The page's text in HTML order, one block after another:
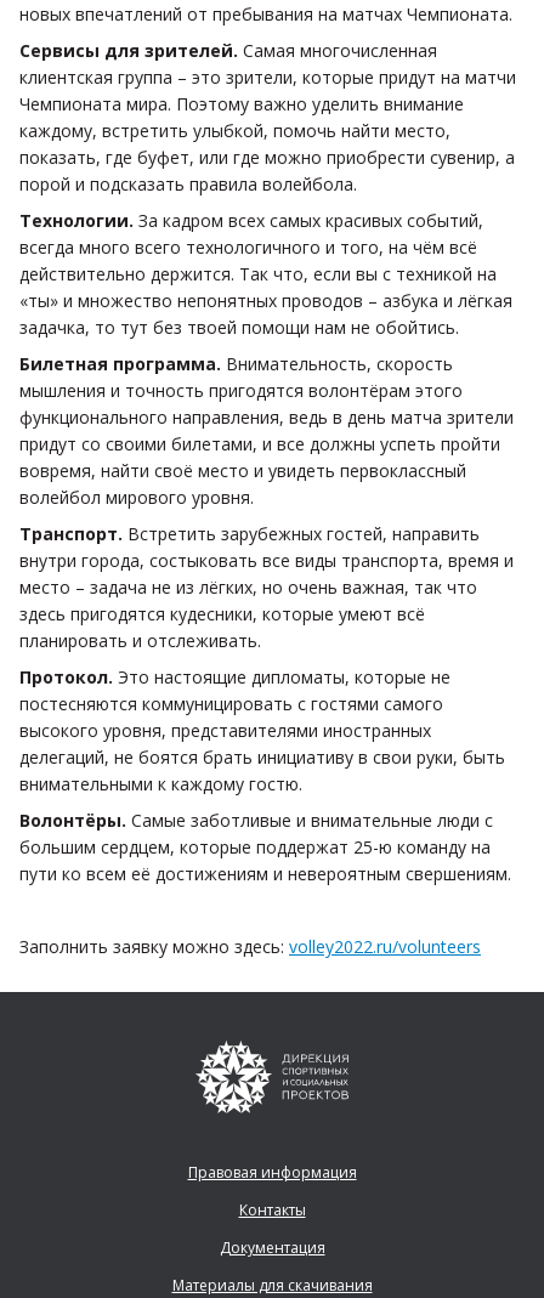
новых впечатлений от пребывания на матчах Чемпионата.
Сервисы для зрителей. Самая многочисленная
клиентская группа – это зрители, которые придут на матчи
Чемпионата мира. Поэтому важно уделить внимание
каждому, встретить улыбкой, помочь найти место,
показать, где буфет, или где можно приобрести сувенир, а
порой и подсказать правила волейбола.
Технологии. За кадром всех самых красивых событий,
всегда много всего технологичного и того, на чём всё
действительно держится. Так что, если вы с техникой на
«ты» и множество непонятных проводов – азбука и лёгкая
задачка, то тут без твоей помощи нам не обойтись.
Билетная программа. Внимательность, скорость
мышления и точность пригодятся волонтёрам этого
функционального направления, ведь в день матча зрители
придут со своими билетами, и все должны успеть пройти
вовремя, найти своё место и увидеть первоклассный
волейбол мирового уровня.
Транспорт. Встретить зарубежных гостей, направить
внутри города, состыковать все виды транспорта, время и
место – задача не из лёгких, но очень важная, так что
здесь пригодятся кудесники, которые умеют всё
планировать и отслеживать.
Протокол. Это настоящие дипломаты, которые не
постесняются коммуницировать с гостями самого
высокого уровня, представителями иностранных
делегаций, не боятся брать инициативу в свои руки, быть
внимательными к каждому гостю.
Волонтёры. Самые заботливые и внимательные люди с
большим сердцем, которые поддержат 25-ю команду на
пути ко всем её достижениям и невероятным свершениям.
Заполнить заявку можно здесь: volley2022.ru/volunteers
Правовая информация
Контакты
Документация
Материалы для скачивания